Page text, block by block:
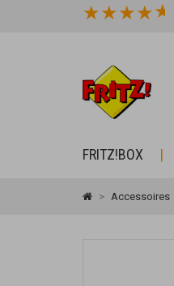
★★★★
FRITZ!BOX
> Accessoires